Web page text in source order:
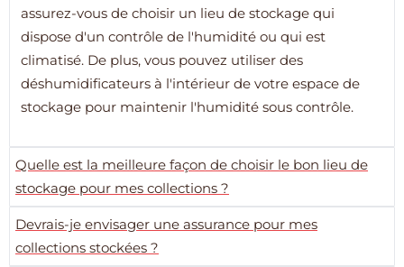
assurez-vous de choisir un lieu de stockage qui
dispose d'un contrôle de l'humidité ou qui est
climatisé. De plus, vous pouvez utiliser des
déshumidificateurs à l'intérieur de votre espace de
stockage pour maintenir l'humidité sous contrôle.
Quelle est la meilleure façon de choisir le bon lieu de
stockage pour mes collections ?
Devrais-je envisager une assurance pour mes
collections stockées ?